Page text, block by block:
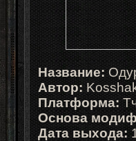
Название:
Автор:
Платформа:
Основа
Дата выхода: